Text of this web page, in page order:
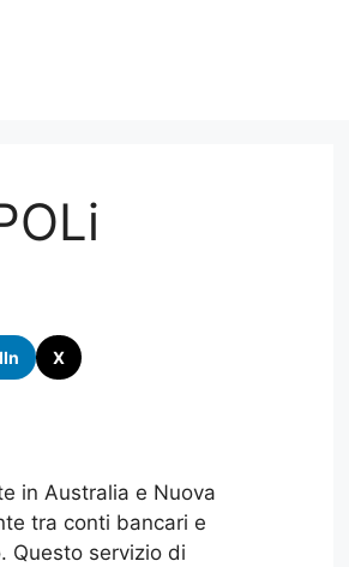
X
in Australia e Nuova
tra conti bancari e
Questo servizio di